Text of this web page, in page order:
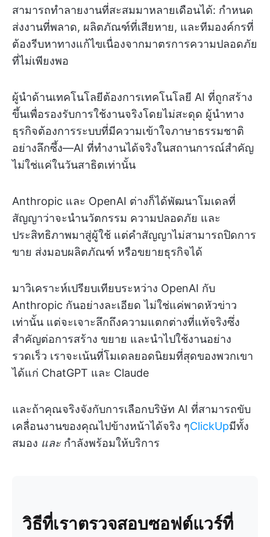
สามารถทำลายงานที่สะสมมาหลายเดือนได้: กำหนด
ส่งงานที่พลาด, ผลิตภัณฑ์ที่เสียหาย, และทีมองค์กรที่
ต้องรีบหาทางแก้ไขเนื่องจากมาตรการความปลอดภัย
ที่ไม่เพียงพอ
ผู้นำด้านเทคโนโลยีต้องการเทคโนโลยี AI ที่ถูกสร้าง
ขึ้นเพื่อรองรับการใช้งานจริงโดยไม่สะดุด ผู้นำทาง
ธุรกิจต้องการระบบที่มีความเข้าใจภาษาธรรมชาติ
อย่างลึกซึ้ง—AI ที่ทำงานได้จริงในสถานการณ์สำคัญ
ไม่ใช่แค่ในวันสาธิตเท่านั้น
Anthropic และ OpenAI ต่างก็ได้พัฒนาโมเดลที่
สัญญาว่าจะนำนวัตกรรม ความปลอดภัย และ
ประสิทธิภาพมาสู่ผู้ใช้ แต่คำสัญญาไม่สามารถปิดการ
ขาย ส่งมอบผลิตภัณฑ์ หรือขยายธุรกิจได้
มาวิเคราะห์เปรียบเทียบระหว่าง OpenAI กับ
Anthropic กันอย่างละเอียด ไม่ใช่แค่พาดหัวข่าว
เท่านั้น แต่จะเจาะลึกถึงความแตกต่างที่แท้จริงซึ่ง
สำคัญต่อการสร้าง ขยาย และนำไปใช้งานอย่าง
รวดเร็ว เราจะเน้นที่โมเดลยอดนิยมที่สุดของพวกเขา
ได้แก่ ChatGPT และ Claude
และถ้าคุณจริงจังกับการเลือกบริษัท AI ที่สามารถขับ
เคลื่อนงานของคุณไปข้างหน้าได้จริง ๆClickUpมีทั้ง
สมอง และ กำลังพร้อมให้บริการ
วิธีที่เราตรวจสอบซอฟต์แวร์ที่